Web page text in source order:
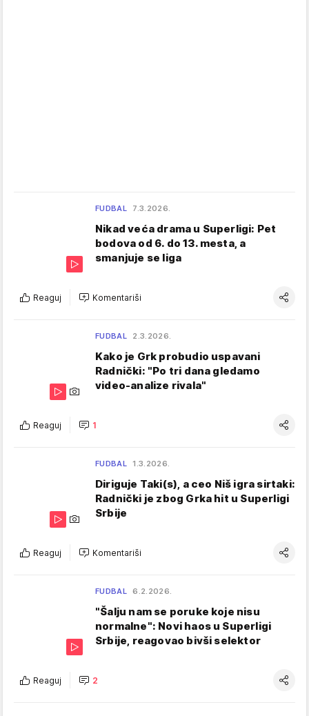
FUDBAL 7.3.2026.
Nikad veća drama u Superligi: Pet
bodova od 6. do 13. mesta, a
smanjuje se liga
Reaguj Komentariši
FUDBAL 2.3.2026.
Kako je Grk probudio uspavani
Radnički: "Po tri dana gledamo
video-analize rivala"
Reaguj 1
FUDBAL 1.3.2026.
Diriguje Taki(s), a ceo Niš igra sirtaki:
Radnički je zbog Grka hit u Superligi
Srbije
Reaguj Komentariši
FUDBAL 6.2.2026.
"Šalju nam se poruke koje nisu
normalne": Novi haos u Superligi
Srbije, reagovao bivši selektor
Reaguj 2